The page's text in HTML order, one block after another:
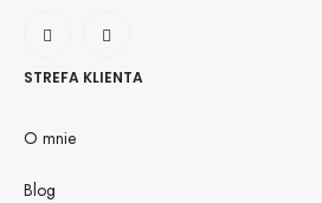
STREFA KLIENTA
O mnie
Blog